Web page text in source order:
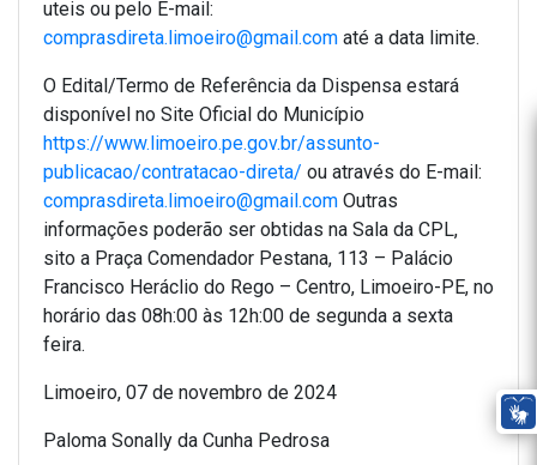
uteis ou pelo E-mail:
comprasdireta.limoeiro@gmail.com até a data limite.
O Edital/Termo de Referência da Dispensa estará
disponível no Site Oficial do Município
https://www.limoeiro.pe.gov.br/assunto-
publicacao/contratacao-direta/ ou através do E-mail:
comprasdireta.limoeiro@gmail.com Outras
informações poderão ser obtidas na Sala da CPL,
sito a Praça Comendador Pestana, 113 – Palácio
Francisco Heráclio do Rego – Centro, Limoeiro-PE, no
horário das 08h:00 às 12h:00 de segunda a sexta
feira.
Limoeiro, 07 de novembro de 2024
Paloma Sonally da Cunha Pedrosa